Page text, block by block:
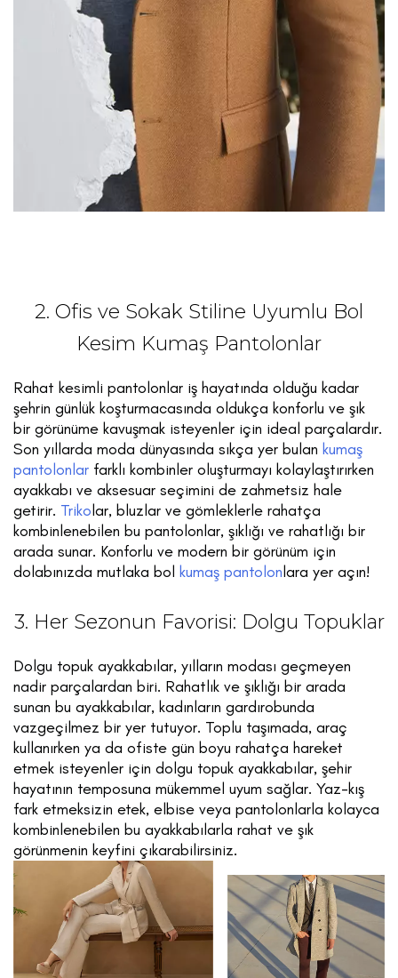
2. Ofis ve Sokak Stiline Uyumlu Bol
Kesim Kumaş Pantolonlar
Rahat kesimli pantolonlar iş hayatında olduğu kadar
şehrin günlük koşturmacasında oldukça konforlu ve şık
bir görünüme kavuşmak isteyenler için ideal parçalardır.
Son yıllarda moda dünyasında sıkça yer bulan kumaş
pantolonlar farklı kombinler oluşturmayı kolaylaştırırken
ayakkabı ve aksesuar seçimini de zahmetsiz hale
getirir. Trikolar, bluzlar ve gömleklerle rahatça
kombinlenebilen bu pantolonlar, şıklığı ve rahatlığı bir
arada sunar. Konforlu ve modern bir görünüm için
dolabınızda mutlaka bol kumaş pantolonlara yer açın!
3. Her Sezonun Favorisi: Dolgu Topuklar
Dolgu topuk ayakkabılar, yılların modası geçmeyen
nadir parçalardan biri. Rahatlık ve şıklığı bir arada
sunan bu ayakkabılar, kadınların gardırobunda
vazgeçilmez bir yer tutuyor. Toplu taşımada, araç
kullanırken ya da ofiste gün boyu rahatça hareket
etmek isteyenler için dolgu topuk ayakkabılar, şehir
hayatının temposuna mükemmel uyum sağlar. Yaz-kış
fark etmeksizin etek, elbise veya pantolonlarla kolayca
kombinlenebilen bu ayakkabılarla rahat ve şık
görünmenin keyfini çıkarabilirsiniz.